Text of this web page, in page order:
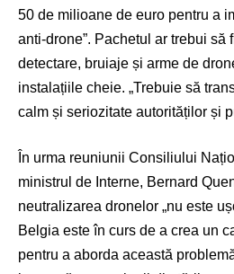
50 de milioane de euro pentru a
anti-drone”. Pachetul ar trebui să
detectare, bruiaje și arme de
instalațiile cheie. „Trebuie să
calm și seriozitate autorităților și
În urma reuniunii Consiliului
ministrul de Interne, Bernard
neutralizarea dronelor „nu este
Belgia este în curs de a crea un
pentru a aborda această